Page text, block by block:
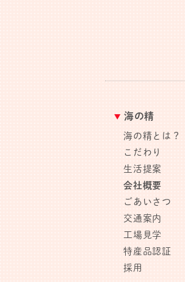
海の精
海の精とは？
こだわり
生活提案
会社概要
ごあいさつ
交通案内
工場見学
特産品認証
採用